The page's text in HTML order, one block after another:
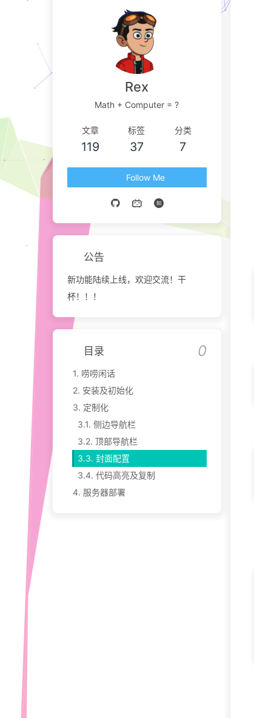
Rex
Math + Computer = ?
文章
119
标签
37
分类
7
Follow Me
公告
新功能陆续上线，欢迎交流！干
杯！！！
目录
1. 唠唠闲话
2. 安装及初始化
3. 定制化
3.1. 侧边导航栏
3.2. 顶部导航栏
3.3. 封面配置
3.4. 代码高亮及复制
4. 服务器部署